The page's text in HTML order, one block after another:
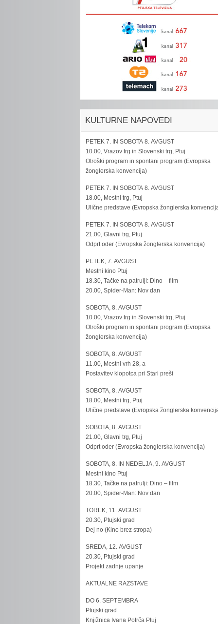
KULTURNE NAPOVEDI
PETEK 7. IN SOBOTA 8. AVGUST
10.00, Vrazov trg in Slovenski trg, Ptuj
Otroški program in spontani program (Evropska
žonglerska konvencija)
PETEK 7. IN SOBOTA 8. AVGUST
18.00, Mestni trg, Ptuj
Ulične predstave (Evropska žonglerska
PETEK 7. IN SOBOTA 8. AVGUST
21.00, Glavni trg, Ptuj
Odprt oder (Evropska žonglerska konvencija)
PETEK, 7. AVGUST
Mestni kino Ptuj
18.30, Tačke na patrulji: Dino – film
20.00, Spider-Man: Nov dan
SOBOTA, 8. AVGUST
10.00, Vrazov trg in Slovenski trg, Ptuj
Otroški program in spontani program (Evropska
žonglerska konvencija)
SOBOTA, 8. AVGUST
11.00, Mestni vrh 28, a
Postavitev klopotca pri Stari preši
SOBOTA, 8. AVGUST
18.00, Mestni trg, Ptuj
Ulične predstave (Evropska žonglerska
SOBOTA, 8. AVGUST
21.00, Glavni trg, Ptuj
Odprt oder (Evropska žonglerska konvencija)
SOBOTA, 8. IN NEDELJA, 9. AVGUST
Mestni kino Ptuj
18.30, Tačke na patrulji: Dino – film
20.00, Spider-Man: Nov dan
TOREK, 11. AVGUST
20.30, Ptujski grad
Dej no (Kino brez stropa)
SREDA, 12. AVGUST
20.30, Ptujski grad
Projekt zadnje upanje
AKTUALNE RAZSTAVE
DO 6. SEPTEMBRA
Ptujski grad
Knjižnica Ivana Potrča Ptuj